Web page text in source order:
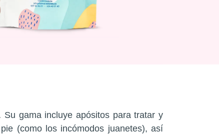
Su gama incluye apósitos para tratar y
(como los incómodos juanetes), así